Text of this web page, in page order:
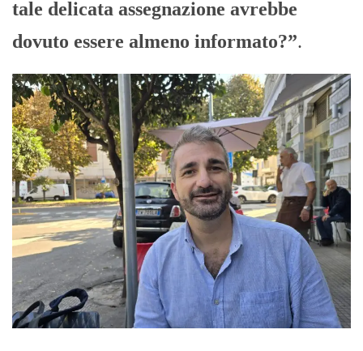
tale delicata assegnazione avrebbe
dovuto essere almeno informato?”.